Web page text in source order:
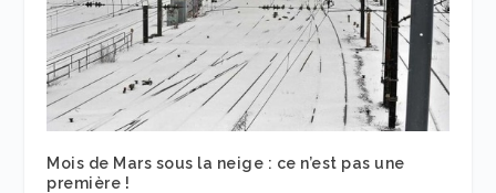
Mois de Mars sous la neige : ce n’est pas une
première !